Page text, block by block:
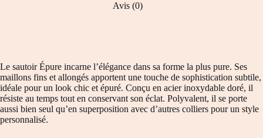
Avis (0)
Le sautoir Épure incarne l’élégance dans sa forme la plus pure. Ses
maillons fins et allongés apportent une touche de sophistication subtile,
idéale pour un look chic et épuré. Conçu en acier inoxydable doré, il
résiste au temps tout en conservant son éclat. Polyvalent, il se porte
aussi bien seul qu’en superposition avec d’autres colliers pour un style
personnalisé.